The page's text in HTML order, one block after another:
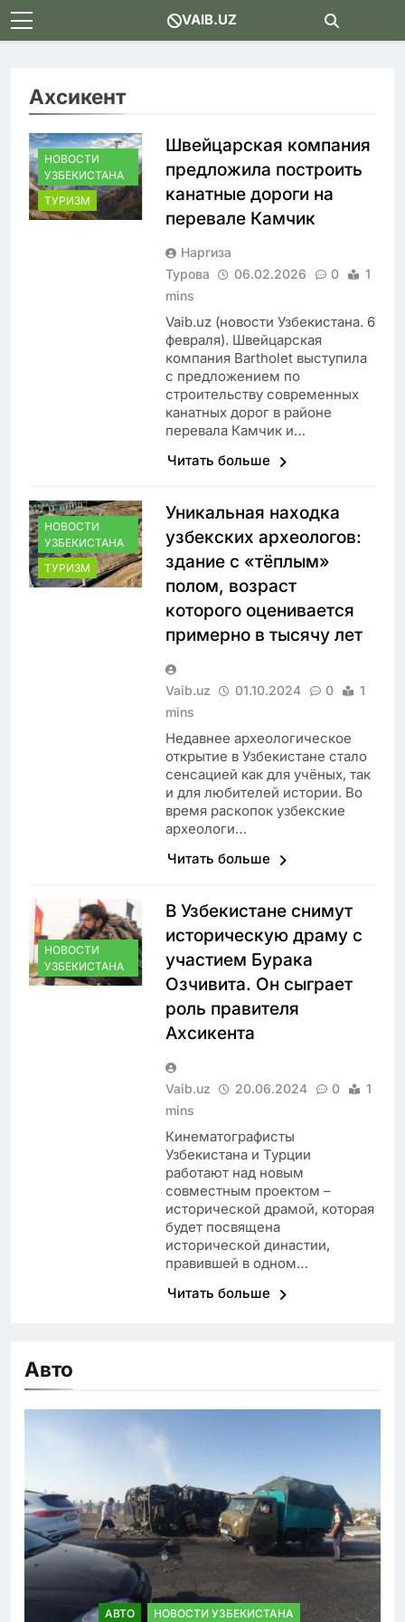
Skip
to
VAIB.UZ
Ахсикент
НОВОСТИ
УЗБЕКИСТАНА
ТУРИЗМ
Швейцарская компания
предложила построить
канатные дороги на
перевале Камчик
Наргиза
Турова
06.02.2026 0
1
mins
Vaib.uz (новости Узбекистана. 6
февраля). Швейцарская
компания Bartholet выступила
с предложением по
строительству современных
канатных дорог в районе
перевала Камчик и…
Читать больше
НОВОСТИ
УЗБЕКИСТАНА
ТУРИЗМ
Уникальная находка
узбекских археологов:
здание с «тёплым»
полом, возраст
которого оценивается
примерно в тысячу лет
Vaib.uz 01.10.2024 0
1
mins
Недавнее археологическое
открытие в Узбекистане стало
сенсацией как для учёных, так
и для любителей истории. Во
время раскопок узбекские
археологи…
Читать больше
НОВОСТИ
УЗБЕКИСТАНА
В Узбекистане снимут
историческую драму с
участием Бурака
Озчивита. Он сыграет
роль правителя
Ахсикента
Vaib.uz 20.06.2024 0
1
mins
Кинематографисты
Узбекистана и Турции
работают над новым
совместным проектом –
исторической драмой, которая
будет посвящена
исторической династии,
правившей в одном…
Читать больше
Авто
АВТО НОВОСТИ УЗБЕКИСТАНА